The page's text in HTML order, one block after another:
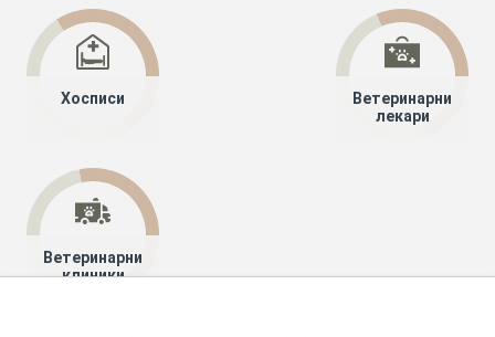
Хосписи
Ветеринарни
лекари
Ветеринарни
клиники